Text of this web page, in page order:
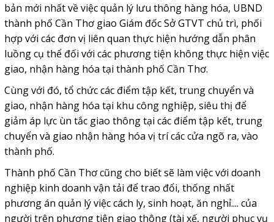
bản mới nhất về việc quản lý lưu thông hàng hóa, UBND
thành phố Cần Thơ giao Giám đốc Sở GTVT chủ trì, phối
hợp với các đơn vị liên quan thực hiện hướng dẫn phân
luồng cụ thể đối với các phương tiện không thực hiện việc
giao, nhận hàng hóa tại thành phố Cần Thơ.
Cùng với đó, tổ chức các điểm tập kết, trung chuyển và
giao, nhận hàng hóa tại khu công nghiệp, siêu thị để
giảm áp lực ùn tắc giao thông tại các điểm tập kết, trung
chuyển và giao nhận hàng hóa vị trí các cửa ngõ ra, vào
thành phố.
Thành phố Cần Thơ cũng cho biết sẽ làm việc với doanh
nghiệp kinh doanh vận tải để trao đổi, thống nhất
phương án quản lý việc cách ly, sinh hoạt, ăn nghỉ.... của
người trên phương tiện giao thông (tài xế, người phục vụ